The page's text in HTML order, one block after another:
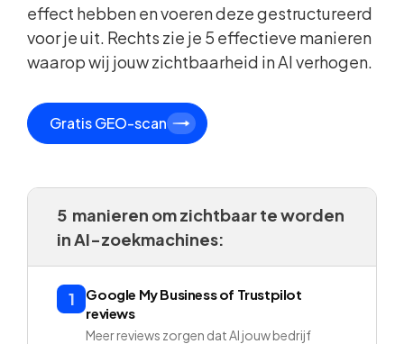
effect hebben en voeren deze gestructureerd
voor je uit. Rechts zie je 5 effectieve manieren
waarop wij jouw zichtbaarheid in AI verhogen.
Gratis GEO-scan
5 manieren om zichtbaar te worden
in AI-zoekmachines:
1
Google My Business of Trustpilot
reviews
Meer reviews zorgen dat AI jouw bedrijf